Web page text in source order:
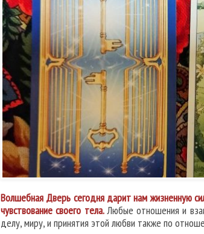
Волшебная Дверь сегодня дарит нам жизненную
чувствование своего тела.Любые отношения и
делу, миру, и принятия этой любви также по